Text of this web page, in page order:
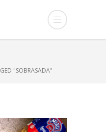
"SOBRASADA"